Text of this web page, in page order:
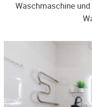
Waschmaschine